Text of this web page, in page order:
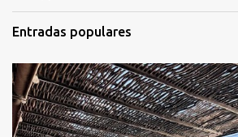
Entradas populares